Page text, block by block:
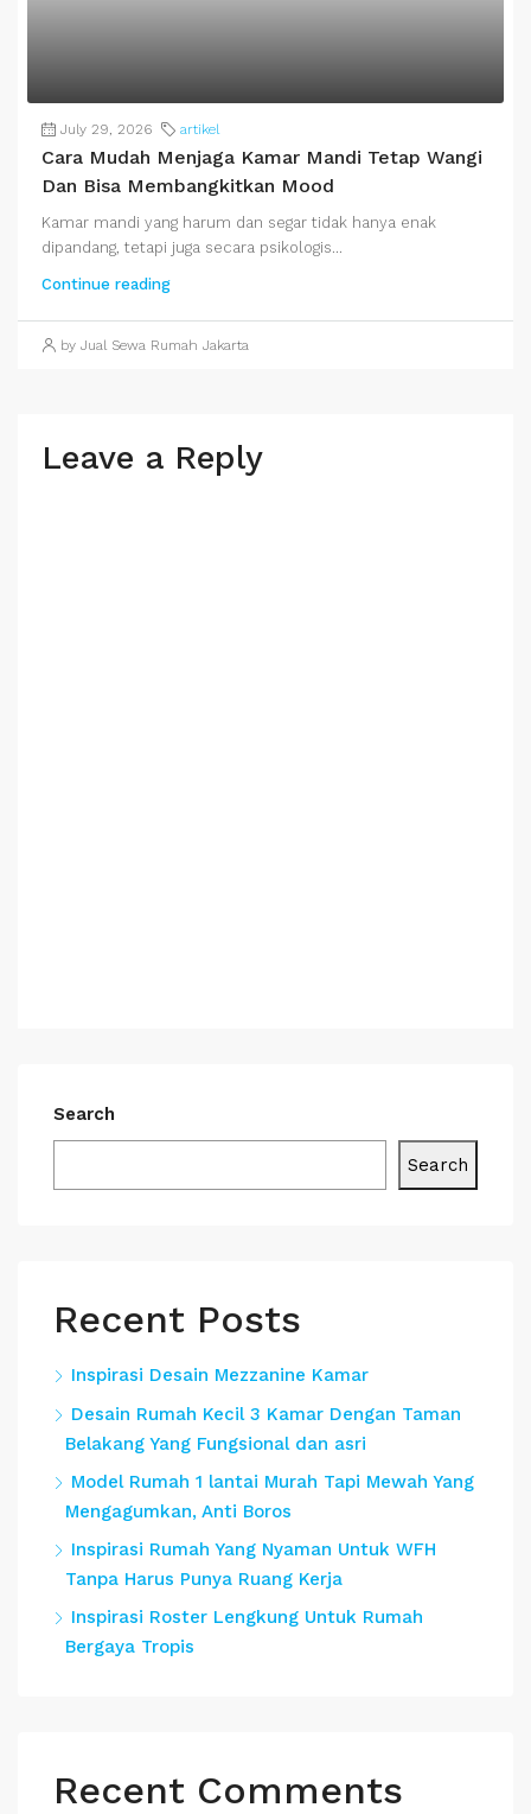
July 29, 2026 artikel
Cara Mudah Menjaga Kamar Mandi Tetap Wangi
Dan Bisa Membangkitkan Mood
Kamar mandi yang harum dan segar tidak hanya enak
dipandang, tetapi juga secara psikologis...
Continue reading
by Jual Sewa Rumah Jakarta
Leave a Reply
Search
Search
Recent Posts
Inspirasi Desain Mezzanine Kamar
Desain Rumah Kecil 3 Kamar Dengan Taman
Belakang Yang Fungsional dan asri
Model Rumah 1 lantai Murah Tapi Mewah Yang
Mengagumkan, Anti Boros
Inspirasi Rumah Yang Nyaman Untuk WFH
Tanpa Harus Punya Ruang Kerja
Inspirasi Roster Lengkung Untuk Rumah
Bergaya Tropis
Recent Comments